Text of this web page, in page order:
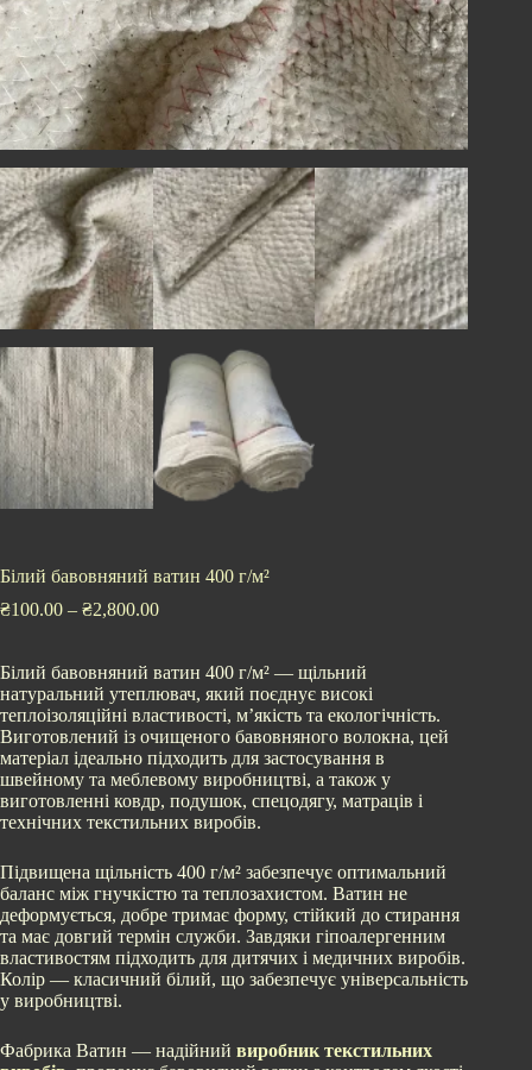
Білий бавовняний ватин 400 г/м²
₴100.00 – ₴2,800.00
Білий бавовняний ватин 400 г/м² — щільний
натуральний утеплювач, який поєднує високі
теплоізоляційні властивості, м’якість та екологічність.
Виготовлений із очищеного бавовняного волокна, цей
матеріал ідеально підходить для застосування в
швейному та меблевому виробництві, а також у
виготовленні ковдр, подушок, спецодягу, матраців і
технічних текстильних виробів.
Підвищена щільність 400 г/м² забезпечує оптимальний
баланс між гнучкістю та теплозахистом. Ватин не
деформується, добре тримає форму, стійкий до стирання
та має довгий термін служби. Завдяки гіпоалергенним
властивостям підходить для дитячих і медичних виробів.
Колір — класичний білий, що забезпечує універсальність
у виробництві.
Фабрика Ватин — надійний виробник текстильних